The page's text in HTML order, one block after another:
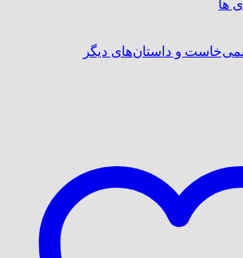
ها
و داستان‌های دیگر